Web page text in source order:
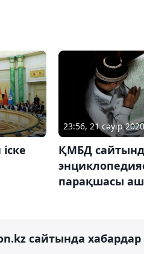
23:56, 21 сәуір 2020
ҚМБД
парақшасы
сайтында